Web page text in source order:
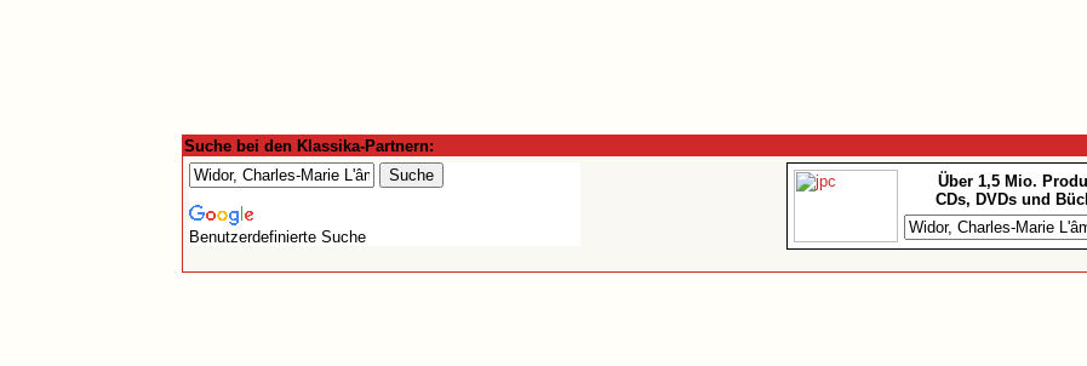
Suche bei den Klassika-Partnern:
Benutzerdefinierte Suche
Über 1,5 Mio.
CDs, DVDs und